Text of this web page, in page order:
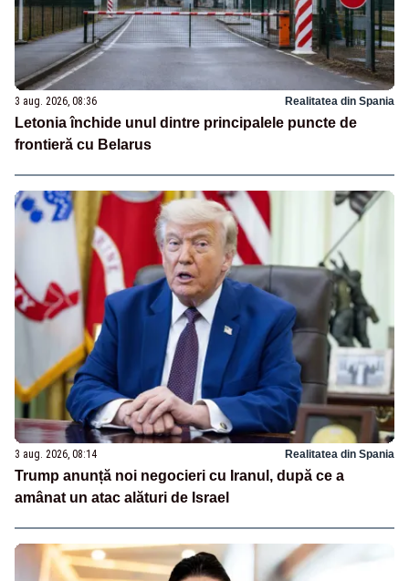
3 aug. 2026, 08:36 Realitatea din Spania
Letonia închide unul dintre principalele puncte de
frontieră cu Belarus
3 aug. 2026, 08:14 Realitatea din Spania
Trump anunță noi negocieri cu Iranul, după ce a
amânat un atac alături de Israel